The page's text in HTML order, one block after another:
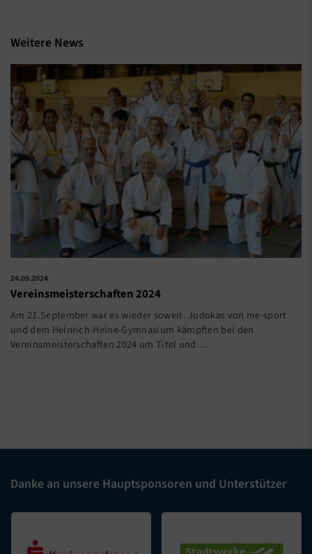
Weitere News
24.09.2024
Vereinsmeisterschaften 2024
Am 21.September war es wieder soweit. Judokas von me-sport
und dem Heinrich-Heine-Gymnasium kämpften bei den
Vereinsmeisterschaften 2024 um Titel und …
Danke an unsere Hauptsponsoren und Unterstützer